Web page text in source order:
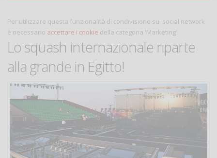
Per utilizzare questa funzionalità di condivisione sui social network
è necessario accettare i cookie della categoria 'Marketing'
Lo squash internazionale riparte
alla grande in Egitto!